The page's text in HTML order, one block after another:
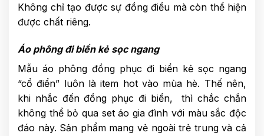
Không chỉ tạo được sự đồng điều mà còn thể hiện
được chất riêng.
Áo phông đi biển kẻ sọc ngang
Mẫu áo phông đồng phục đi biển kẻ sọc ngang
“cổ điển” luôn là item hot vào mùa hè. Thế nên,
khi nhắc đến đồng phục đi biển, thì chắc chắn
không thể bỏ qua set áo gia đình với màu sắc độc
đáo này. Sản phẩm mang vẻ ngoài trẻ trung và cả